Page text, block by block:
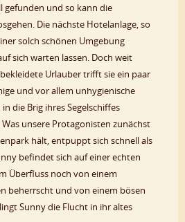
gefunden und so kann die
Die nächste Hotelanlage, so
solch schönen Umgebung
sich warten lassen. Doch weit
Urlauber trifft sie ein paar
und vor allem unhygienische
die Brig ihres Segelschiffes
unsere Protagonisten zunächst
hält, entpuppt sich schnell als
befindet sich auf einer echten
Überfluss noch von einem
beherrscht und von einem bösen
Sunny die Flucht in ihr altes